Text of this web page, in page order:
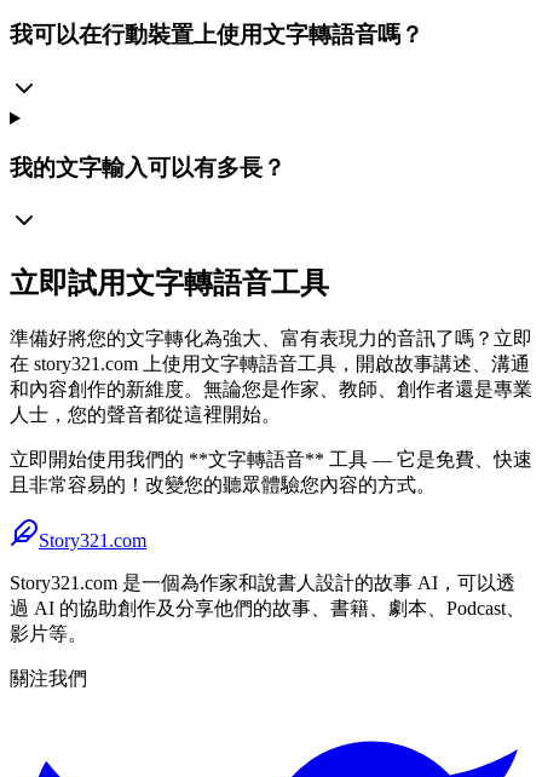
我可以在行動裝置上使用文字轉語音嗎？
我的文字輸入可以有多長？
立即試用文字轉語音工具
準備好將您的文字轉化為強大、富有表現力的音訊了嗎？立即
在 story321.com 上使用文字轉語音工具，開啟故事講述、溝通
和內容創作的新維度。無論您是作家、教師、創作者還是專業
人士，您的聲音都從這裡開始。
立即開始使用我們的 **文字轉語音** 工具 — 它是免費、快速
且非常容易的！改變您的聽眾體驗您內容的方式。
Story321.com
Story321.com 是一個為作家和說書人設計的故事 AI，可以透
過 AI 的協助創作及分享他們的故事、書籍、劇本、Podcast、
影片等。
關注我們